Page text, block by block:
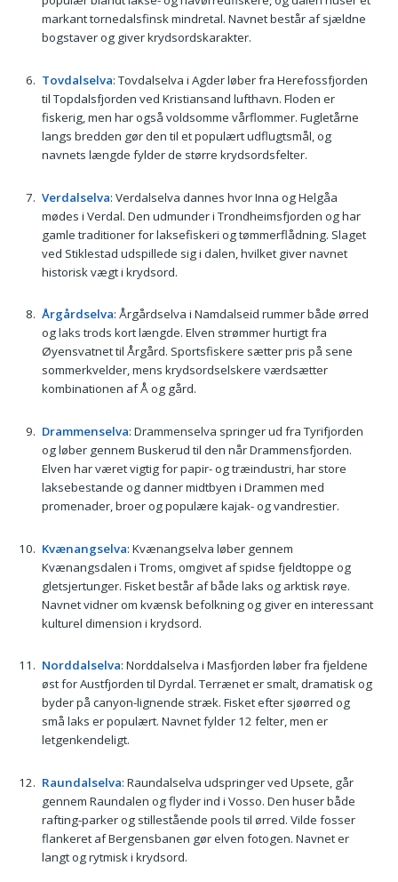
markant tornedalsfinsk mindretal. Navnet består af sjældne
bogstaver og giver krydsordskarakter.
Tovdalselva: Tovdalselva i Agder løber fra Herefossfjorden
til Topdalsfjorden ved Kristiansand lufthavn. Floden er
fiskerig, men har også voldsomme vårflommer. Fugletårne
langs bredden gør den til et populært udflugtsmål, og
navnets længde fylder de større krydsordsfelter.
Verdalselva: Verdalselva dannes hvor Inna og Helgåa
mødes i Verdal. Den udmunder i Trondheimsfjorden og har
gamle traditioner for laksefiskeri og tømmerflådning. Slaget
ved Stiklestad udspillede sig i dalen, hvilket giver navnet
historisk vægt i krydsord.
Årgårdselva: Årgårdselva i Namdalseid rummer både ørred
og laks trods kort længde. Elven strømmer hurtigt fra
Øyensvatnet til Årgård. Sportsfiskere sætter pris på sene
sommerkvelder, mens krydsordselskere værdsætter
kombinationen af Å og gård.
Drammenselva: Drammenselva springer ud fra Tyrifjorden
og løber gennem Buskerud til den når Drammensfjorden.
Elven har været vigtig for papir- og træindustri, har store
laksebestande og danner midtbyen i Drammen med
promenader, broer og populære kajak- og vandrestier.
Kvænangselva: Kvænangselva løber gennem
Kvænangsdalen i Troms, omgivet af spidse fjeldtoppe og
gletsjertunger. Fisket består af både laks og arktisk røye.
Navnet vidner om kvænsk befolkning og giver en interessant
kulturel dimension i krydsord.
Norddalselva: Norddalselva i Masfjorden løber fra fjeldene
øst for Austfjorden til Dyrdal. Terrænet er smalt, dramatisk og
byder på canyon-lignende stræk. Fisket efter sjøørred og
små laks er populært. Navnet fylder 12 felter, men er
letgenkendeligt.
Raundalselva: Raundalselva udspringer ved Upsete, går
gennem Raundalen og flyder ind i Vosso. Den huser både
rafting-parker og stillestående pools til ørred. Vilde fosser
flankeret af Bergensbanen gør elven fotogen. Navnet er
langt og rytmisk i krydsord.